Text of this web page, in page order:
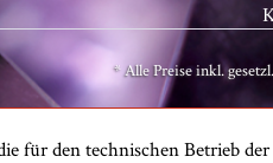
* Alle Preise inkl.
für den technischen Betrieb